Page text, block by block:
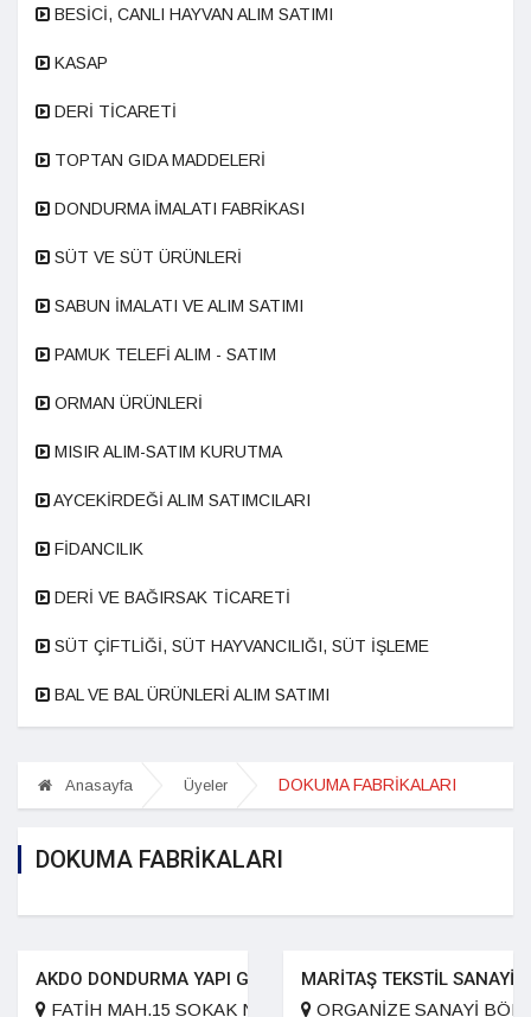
BESİCİ, CANLI HAYVAN ALIM SATIMI
KASAP
DERİ TİCARETİ
TOPTAN GIDA MADDELERİ
DONDURMA İMALATI FABRİKASI
SÜT VE SÜT ÜRÜNLERİ
SABUN İMALATI VE ALIM SATIMI
PAMUK TELEFİ ALIM - SATIM
ORMAN ÜRÜNLERİ
MISIR ALIM-SATIM KURUTMA
AYCEKİRDEĞİ ALIM SATIMCILARI
FİDANCILIK
DERİ VE BAĞIRSAK TİCARETİ
SÜT ÇİFTLİĞİ, SÜT HAYVANCILIĞI, SÜT İŞLEME
BAL VE BAL ÜRÜNLERİ ALIM SATIMI
Anasayfa Üyeler DOKUMA FABRİKALARI
DOKUMA FABRİKALARI
AKDO DONDURMA YAPI GIDA SAN.TİC.LTD.ŞTİ
FATİH MAH.15 SOKAK NO 14
MARİTAŞ TEKSTİL SANAYİ
ORGANİZE SANAYİ